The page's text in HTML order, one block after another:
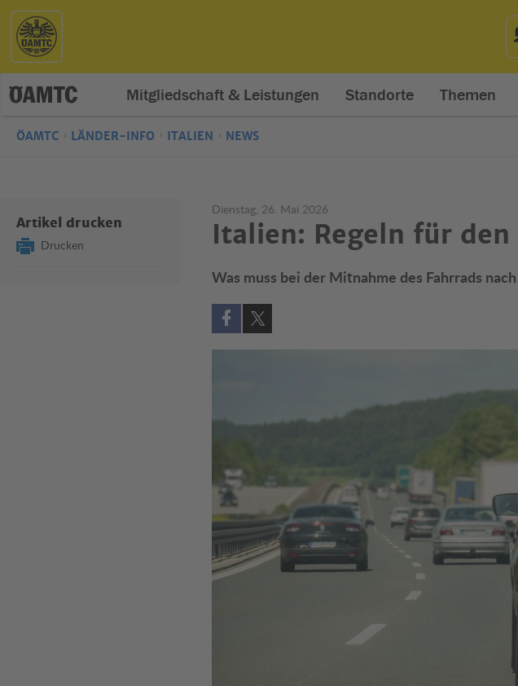
Mitgliedschaft & Leistungen Standorte Themen
ÖAMTC LÄNDER-INFO ITALIEN NEWS
Artikel drucken
Drucken
Dienstag, 26. Mai 2026
Italien: Regeln für
Was muss bei der Mitnahme des Fahrrads
Auf Facebook teilen (öffnet in neuem Fenster)
Auf X teilen (öffnet in neuem Fenster)